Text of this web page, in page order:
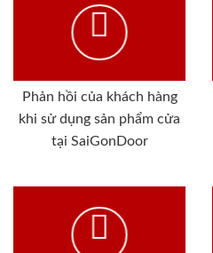
Phản hồi của khách hàng
khi sử dụng sản phẩm cửa
tại SaiGonDoor